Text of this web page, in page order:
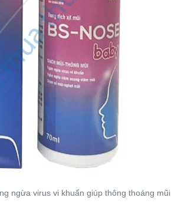
ngừa virus vi khuẩn giúp thông thoáng mũi